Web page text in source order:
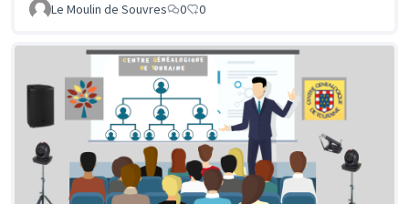
Le Moulin de Souvres 0 0